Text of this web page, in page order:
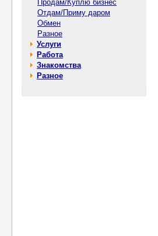
Продам/Куплю бизнес
Отдам/Приму даром
Обмен
Разное
Услуги
Работа
Знакомства
Разное